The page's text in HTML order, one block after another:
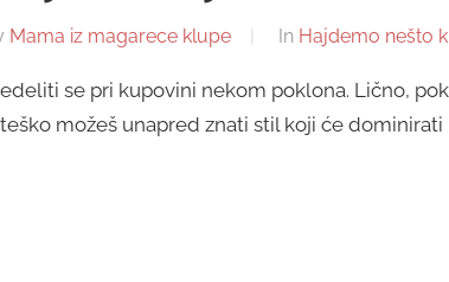
Mama iz magarece klupe In Hajdemo nešto
se pri kupovini nekom poklona. Lično,
možeš unapred znati stil koji će